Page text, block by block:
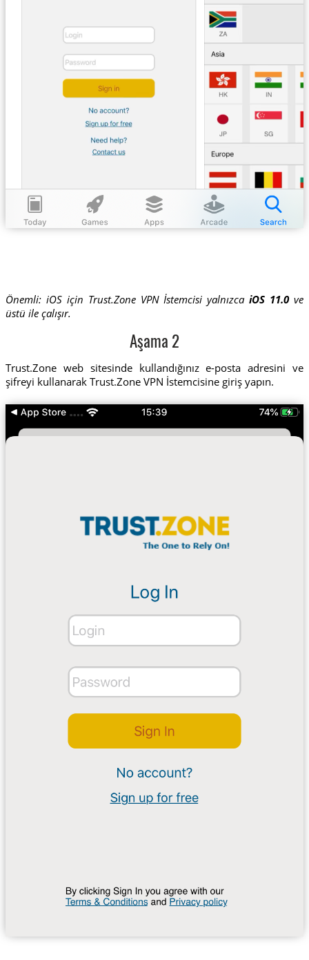
Önemli: iOS için Trust.Zone VPN İstemcisi yalnızcaiOS 11.0ve
üstü ile çalışır.
Aşama 2
Trust.Zone web sitesinde kullandığınız e-posta adresini ve
şifreyi kullanarak Trust.Zone VPN İstemcisine giriş yapın.